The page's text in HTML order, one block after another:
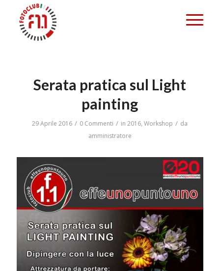
Serata pratica sul Light
painting
29 Aprile 2016 / 0 Commenti / in2016,Workshop / da
amministratore